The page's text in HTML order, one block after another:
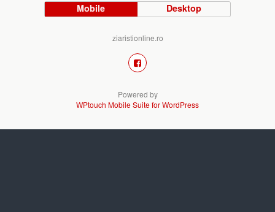
Mobile Desktop
ziaristionline.ro
Powered by
WPtouch Mobile Suite for WordPress